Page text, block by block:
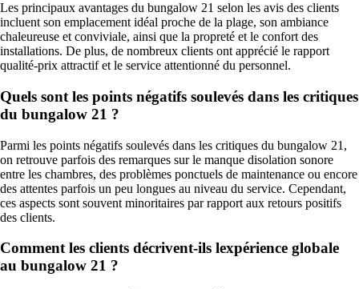
Les principaux avantages du bungalow 21 selon les avis des clients
incluent son emplacement idéal proche de la plage, son ambiance
chaleureuse et conviviale, ainsi que la propreté et le confort des
installations. De plus, de nombreux clients ont apprécié le rapport
qualité-prix attractif et le service attentionné du personnel.
Quels sont les points négatifs soulevés dans les critiques
du bungalow 21 ?
Parmi les points négatifs soulevés dans les critiques du bungalow 21,
on retrouve parfois des remarques sur le manque disolation sonore
entre les chambres, des problèmes ponctuels de maintenance ou encore
des attentes parfois un peu longues au niveau du service. Cependant,
ces aspects sont souvent minoritaires par rapport aux retours positifs
des clients.
Comment les clients décrivent-ils lexpérience globale
au bungalow 21 ?